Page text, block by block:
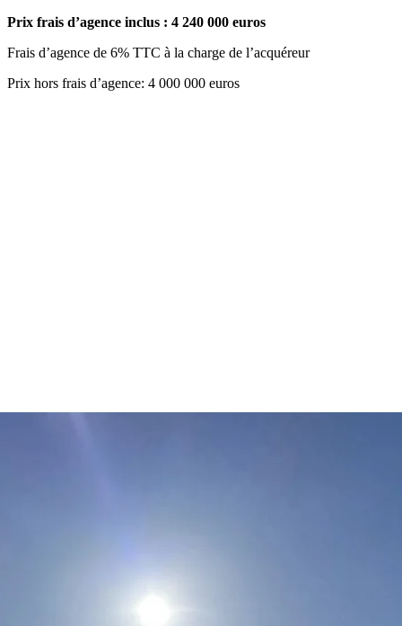
Prix frais d’agence inclus : 4 240 000 euros
Frais d’agence de 6% TTC à la charge de l’acquéreur
Prix hors frais d’agence: 4 000 000 euros